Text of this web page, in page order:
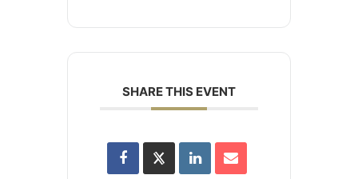
SHARE THIS EVENT